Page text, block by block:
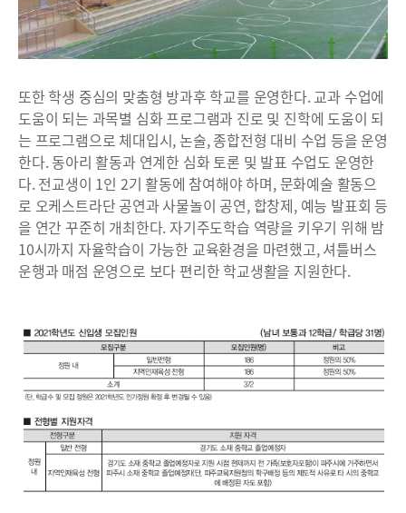
또한 학생 중심의 맞춤형 방과후 학교를 운영한다. 교과 수업에
도움이 되는 과목별 심화 프로그램과 진로 및 진학에 도움이 되
는 프로그램으로 체대입시, 논술, 종합전형 대비 수업 등을 운영
한다. 동아리 활동과 연계한 심화 토론 및 발표 수업도 운영한
다. 전교생이 1인 2기 활동에 참여해야 하며, 문화예술 활동으
로 오케스트라단 공연과 사물놀이 공연, 합창제, 예능 발표회 등
을 연간 꾸준히 개최한다. 자기주도학습 역량을 키우기 위해 밤
10시까지 자율학습이 가능한 교육환경을 마련했고, 셔틀버스
운행과 매점 운영으로 보다 편리한 학교생활을 지원한다.